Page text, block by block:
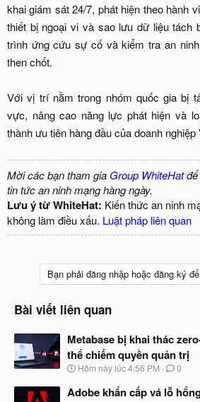
khai giám sát 24/7, phát hiện theo hành
thiết bị ngoại vi và sao lưu dữ liệu tách
trình ứng cứu sự cố và kiểm tra an
then chốt.
Với vị trí nằm trong nhóm quốc gia bị
vực, nâng cao năng lực phát hiện và
thành ưu tiên hàng đầu của doanh nghiệp
Mời các bạn tham gia Group WhiteHatđể
tin tức an ninh mạng hàng ngày.
Lưu ý từ WhiteHat: Kiến thức an ninh
không làm điều xấu. Luật pháp liên quan
Bạn phải đăng nhập hoặc đăng ký
Bài viết liên quan
Metabase bị khai thác
thể chiếm quyền quản trị
N
à
Hôm nay lúc 4:56 PM 0
Adobe khẩn cấp vá lỗ